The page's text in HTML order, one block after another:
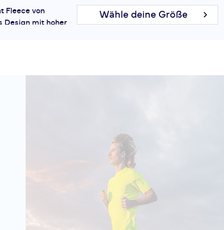
Fleece von
Design mit hoher
Wähle deine Größe
Zip Light-
Wähle deine Größe
IN DEN
WARENKORB